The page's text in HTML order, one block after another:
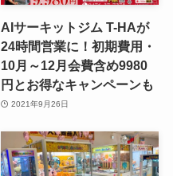
AIサーキットジム T-HAが
24時間営業に！初期費用・
10月～12月会費含め9980
円とお得なキャンペーンも
2021年9月26日